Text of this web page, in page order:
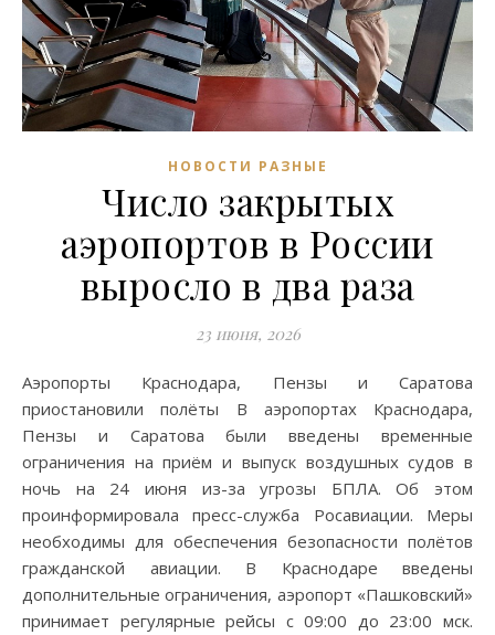
НОВОСТИ РАЗНЫЕ
Число закрытых
аэропортов в России
выросло в два раза
23 июня, 2026
Аэропорты Краснодара, Пензы и Саратова
приостановили полёты В аэропортах Краснодара,
Пензы и Саратова были введены временные
ограничения на приём и выпуск воздушных судов в
ночь на 24 июня из-за угрозы БПЛА. Об этом
проинформировала пресс-служба Росавиации. Меры
необходимы для обеспечения безопасности полётов
гражданской авиации. В Краснодаре введены
дополнительные ограничения, аэропорт «Пашковский»
принимает регулярные рейсы с 09:00 до 23:00 мск.